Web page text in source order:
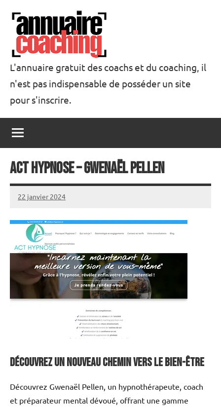
contenu
Annuaire
Coaching
L'annuaire gratuit des coachs et du coaching, il
n'est pas indispensable de posséder un site
pour s'inscrire.
Act Hypnose – Gwenaël Pellen
22 janvier 2024
annuairecoaching
Découvrez un Nouveau Chemin vers le Bien-être
Découvrez Gwenaël Pellen, un hypnothérapeute, coach
et préparateur mental dévoué, offrant une gamme